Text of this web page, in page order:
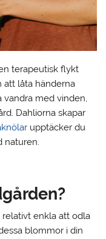
terapeutisk flykt
att låta händerna
vandra med vinden,
Dahliorna skapar
upptäcker du
naturen.
relativt enkla att odla
blommor i din